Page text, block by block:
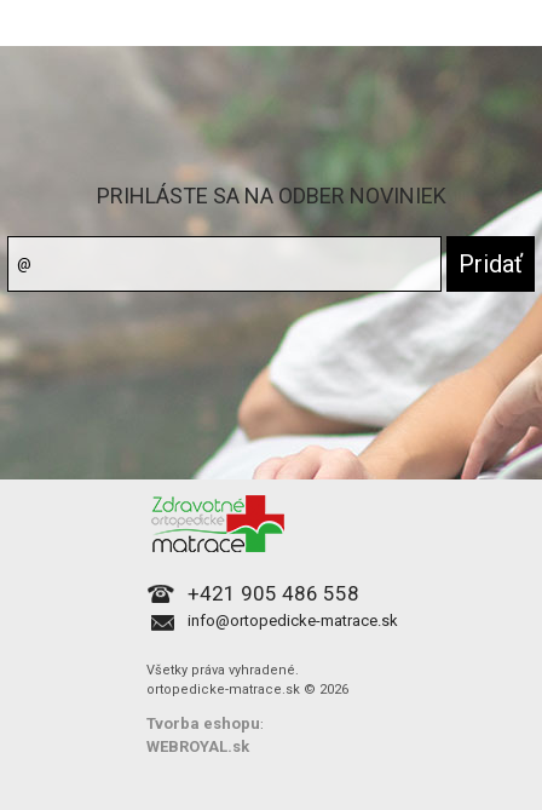
PRIHLÁSTE SA NA ODBER NOVINIEK
+421 905 486 558
info@ortopedicke-matrace.sk
Všetky práva vyhradené.
ortopedicke-matrace.sk © 2026
Tvorba eshopu:
WEBROYAL.sk